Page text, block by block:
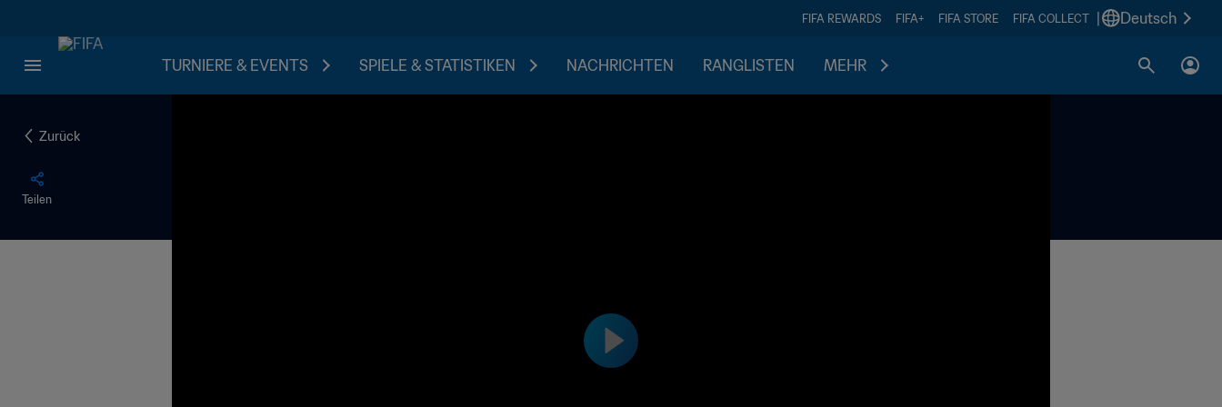
FIFA REWARDS FIFA+ FIFA STORE FIFA COLLECT Deutsch
TURNIERE & EVENTS SPIELE & STATISTIKEN NACHRICHTEN RANGLISTEN MEHR
Zurück
Teilen